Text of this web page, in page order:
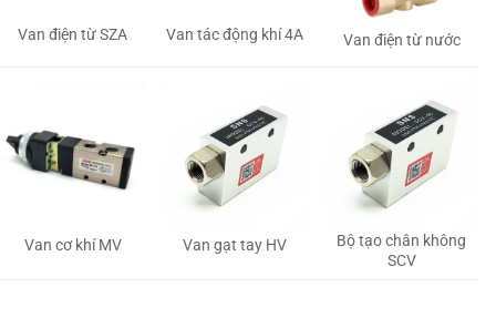
Van điện từ SZA Van tác động khí 4A Van điện từ nước
Van cơ khí MV Van gạt tay HV
Bộ tạo chân không
SCV